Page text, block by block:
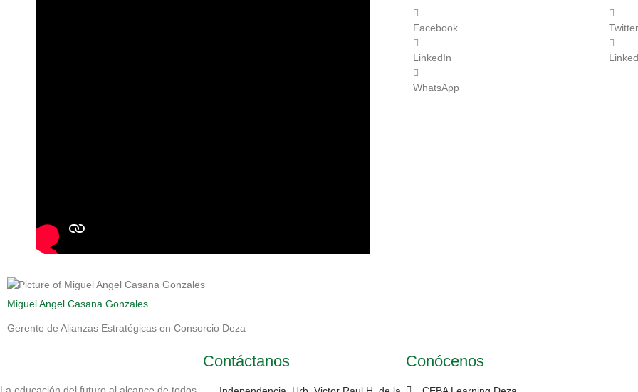
Miguel Angel Casana Gonzales
Gerente de Alianzas Estratégicas en Consorcio Deza
Facebook Twitter
LinkedIn
WhatsApp
La educación del futuro al alcance de todos
Contáctanos Conócenos